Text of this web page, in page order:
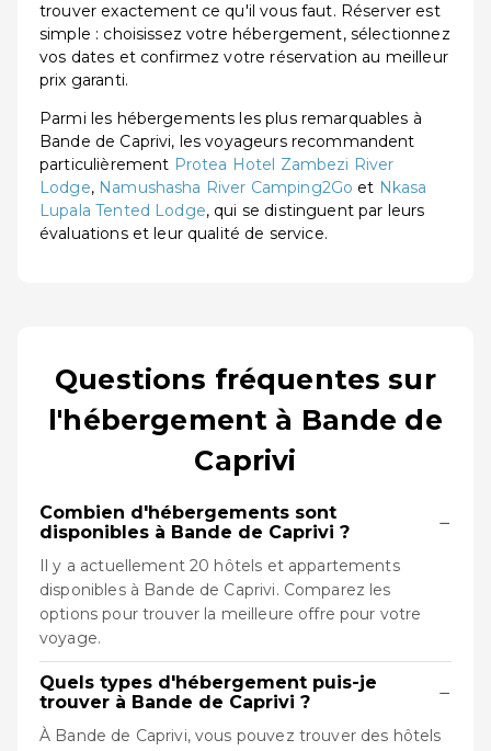
trouver exactement ce qu'il vous faut. Réserver est
simple : choisissez votre hébergement, sélectionnez
vos dates et confirmez votre réservation au meilleur
prix garanti.
Parmi les hébergements les plus remarquables à
Bande de Caprivi, les voyageurs recommandent
particulièrement Protea Hotel Zambezi River
Lodge, Namushasha River Camping2Go et Nkasa
Lupala Tented Lodge, qui se distinguent par leurs
évaluations et leur qualité de service.
Questions fréquentes sur
l'hébergement à Bande de
Caprivi
Combien d'hébergements sont
disponibles à Bande de Caprivi ?
−
Il y a actuellement 20 hôtels et appartements
disponibles à Bande de Caprivi. Comparez les
options pour trouver la meilleure offre pour votre
voyage.
Quels types d'hébergement puis-je
trouver à Bande de Caprivi ?
−
À Bande de Caprivi, vous pouvez trouver des hôtels